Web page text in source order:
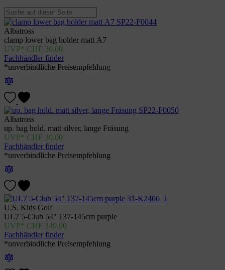
Albatross
clamp lower bag holder matt A7
CHF 30.00
Fachhändler finder
*unverbindliche Preisempfehlung
Albatross
up. bag hold. matt silver, lange Fräsung
CHF 30.00
Fachhändler finder
*unverbindliche Preisempfehlung
U.S. Kids Golf
UL7 5-Club 54" 137-145cm purple
CHF 349.00
Fachhändler finder
*unverbindliche Preisempfehlung